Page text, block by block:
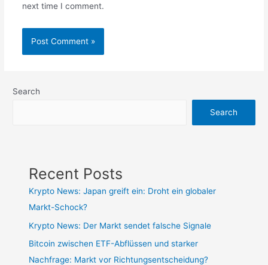
next time I comment.
Search
Search
Recent Posts
Krypto News: Japan greift ein: Droht ein globaler
Markt-Schock?
Krypto News: Der Markt sendet falsche Signale
Bitcoin zwischen ETF-Abflüssen und starker
Nachfrage: Markt vor Richtungsentscheidung?